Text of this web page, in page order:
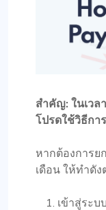
สำคัญ: ในเวล
โปรดใช้วิธีกา
หากต้องการย
เดือน ให้ทำดัง
เข้าสู่ระ